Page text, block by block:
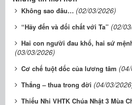
Không sao đâu… (02/03/2026)
“Hãy đến và đối chất với Ta” (02/
Hai con người đau khổ, hai sứ
(03/03/2026)
Cơ chế tuột dốc của lương tâm
Thắng – thua trong đời (04/03/
​​​​​​​Thiếu Nhi VHTK Chúa Nhật 3 Mùa